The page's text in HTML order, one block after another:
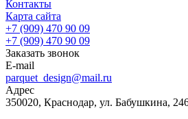
Контакты
Карта сайта
+7 (909) 470 90 09
+7 (909) 470 90 09
Заказать звонок
E-mail
parquet_design@mail.ru
Адрес
350020, Краснодар, ул. Бабушкина,